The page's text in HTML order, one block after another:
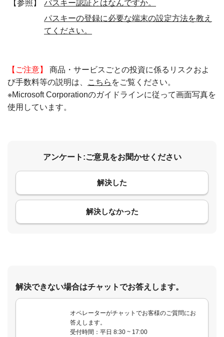
【参照】
パスキー認証とはなんですか。
パスキーの登録に必要な端末の設定方法を教え
てください。
【ご注意】
商品・サービスごとの投資に係るリスクおよ
び手数料等の説明は、
こちら をご覧ください。
※Microsoft Corporationのガイドラインに従って画面写真を
使用しています。
アンケート:ご意見をお聞かせください
解決した
解決しなかった
コメント
解決できない場合はチャットでお答えします。
オペレーターがチャットでお客様のご質問にお
答えします。
受付時間：平日 8:30 ~ 17:00